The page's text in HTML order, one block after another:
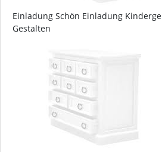
Einladung Schön Einladung
Gestalten